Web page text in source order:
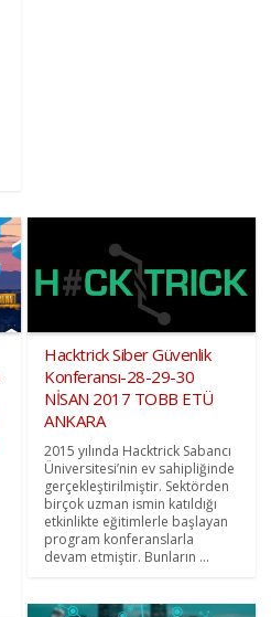
Hacktrick Siber Güvenlik
Konferansı-28-29-30
NİSAN 2017 TOBB ETÜ
ANKARA
2015 yılında Hacktrick Sabancı
Üniversitesi’nin ev sahipliğinde
gerçekleştirilmiştir. Sektörden
birçok uzman ismin katıldığı
etkinlikte eğitimlerle başlayan
program konferanslarla
devam etmiştir. Bunların ...